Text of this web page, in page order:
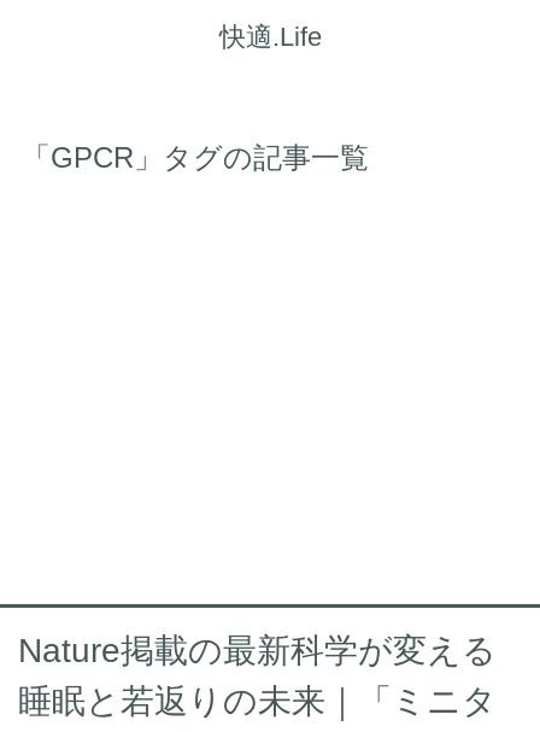
快適.Life
「GPCR」タグの記事一覧
Nature掲載の最新科学が変える
睡眠と若返りの未来｜「ミニタ